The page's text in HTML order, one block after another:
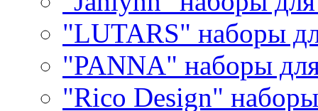
"LUTARS" наборы
"PANNA" наборы
"Rico Design"